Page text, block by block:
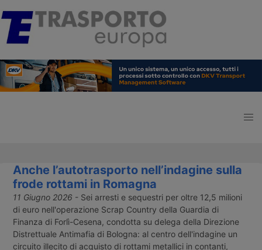
Anche l’autotrasporto nell’indagine sulla
frode rottami in Romagna
11 Giugno 2026 - Sei arresti e sequestri per oltre 12,5 milioni
di euro nell'operazione Scrap Country della Guardia di
Finanza di Forlì-Cesena, condotta su delega della Direzione
Distrettuale Antimafia di Bologna: al centro dell'indagine un
circuito illecito di acquisto di rottami metallici in contanti,